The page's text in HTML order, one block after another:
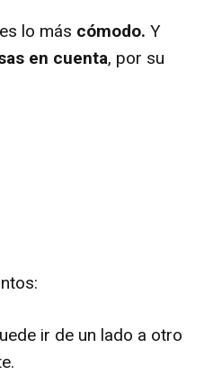
lo más cómodo. Y
en cuenta, por su
ir de un lado a otro